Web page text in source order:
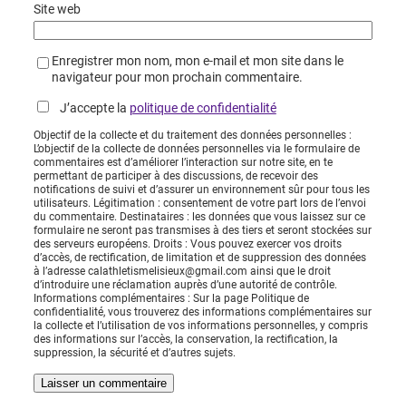
Site web
Enregistrer mon nom, mon e-mail et mon site dans le
navigateur pour mon prochain commentaire.
J’accepte la politique de confidentialité
Objectif de la collecte et du traitement des données personnelles :
L’objectif de la collecte de données personnelles via le formulaire de
commentaires est d’améliorer l’interaction sur notre site, en te
permettant de participer à des discussions, de recevoir des
notifications de suivi et d’assurer un environnement sûr pour tous les
utilisateurs. Légitimation : consentement de votre part lors de l’envoi
du commentaire. Destinataires : les données que vous laissez sur ce
formulaire ne seront pas transmises à des tiers et seront stockées sur
des serveurs européens. Droits : Vous pouvez exercer vos droits
d’accès, de rectification, de limitation et de suppression des données
à l’adresse calathletismelisieux@gmail.com ainsi que le droit
d’introduire une réclamation auprès d’une autorité de contrôle.
Informations complémentaires : Sur la page Politique de
confidentialité, vous trouverez des informations complémentaires sur
la collecte et l’utilisation de vos informations personnelles, y compris
des informations sur l’accès, la conservation, la rectification, la
suppression, la sécurité et d’autres sujets.